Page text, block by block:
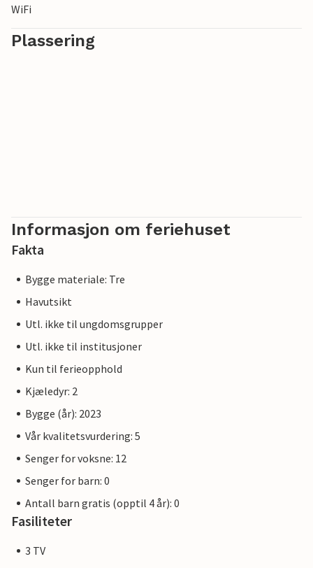
WiFi
Plassering
Informasjon om feriehuset
Fakta
Bygge materiale: Tre
Havutsikt
Utl. ikke til ungdomsgrupper
Utl. ikke til institusjoner
Kun til ferieopphold
Kjæledyr: 2
Bygge (år): 2023
Vår kvalitetsvurdering: 5
Senger for voksne: 12
Senger for barn: 0
Antall barn gratis (opptil 4 år): 0
Fasiliteter
3 TV